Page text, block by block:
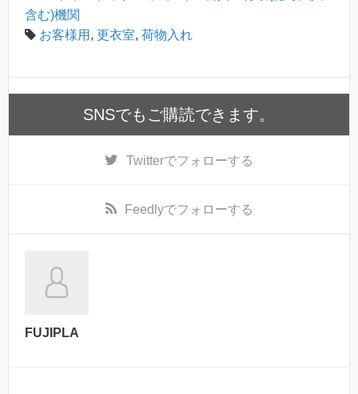
含む)機関
お客様用 , 更衣室, 荷物入れ
SNSでもご購読できます。
Twitterでフォローする
Feedlyでフォローする
FUJIPLA